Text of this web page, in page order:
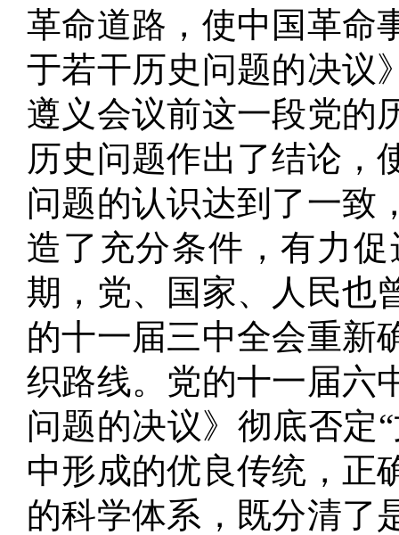
革命道路，使中国革命
于若干历史问题的决议
遵义会议前这一段党的
历史问题作出了结论，
问题的认识达到了一致
造了充分条件，有力
期，党、国家、人民也
的十一届三中全会重新
织路线。 党的十一届六
问题的决议》彻底否定
中形成的优良传统，正
的科学体系，既分清了